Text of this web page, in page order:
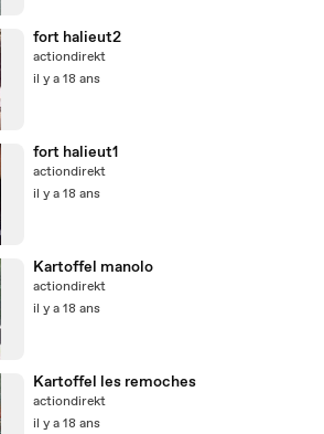
fort halieut2
actiondirekt
il y a 18 ans
fort halieut1
actiondirekt
il y a 18 ans
Kartoffel manolo
actiondirekt
il y a 18 ans
Kartoffel les remoches
actiondirekt
il y a 18 ans